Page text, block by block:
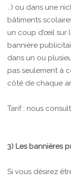
…) ou dans une
bâtiments
un coup d’œil sur
bannière
dans un ou
pas seulement à
côté de chaque
Tarif : nous
3) Les bannières
Si vous désirez